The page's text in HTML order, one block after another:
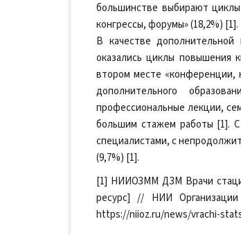
большинстве выбирают
конгрессы, форумы» (18,2%) [1].
В качестве дополнительной
оказались циклы повышения
втором месте «конференции,
дополнительного
профессиональные лекции,
большим стажем работы [1].
специалистами, с
(9,7%) [1].
[1] НИИОЗММ ДЗМ Врачи
ресурс] // НИИ
https://niioz.ru/news/vrachi-